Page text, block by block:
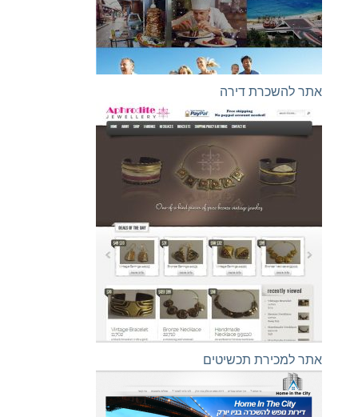
אתר להשכרת דירה
אתר למכירת תכשיטים